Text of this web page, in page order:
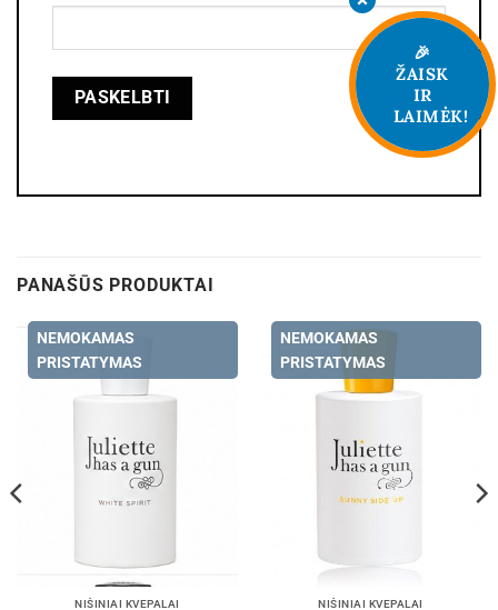
PANAŠŪS PRODUKTAI
NEMOKAMAS
PRISTATYMAS
NIŠINIAI KVEPALAI
NEMOKAMAS
PRISTATYMAS
NIŠINIAI KVEPALAI
🎉
ŽAISK
IR
LAIMĖK!